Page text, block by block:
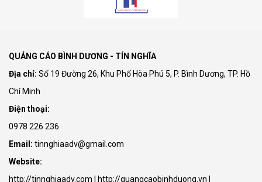
QUẢNG CÁO BÌNH DƯƠNG - TÍN NGHĨA
Địa chỉ: Số 19 Đường 26, Khu Phố Hòa Phú 5, P. Bình Dương, TP. Hồ
Chí Minh
Điện thoại:
0978 226 236
Email: tinnghiaadv@gmail.com
Website:
http://tinnghiaadv.com | http://quangcaobinhduong.vn |